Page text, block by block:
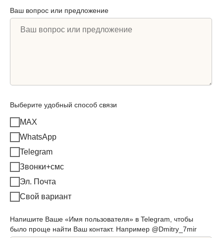
Ваш вопрос или предложение
Выберите удобный способ связи
MAX
WhatsApp
Telegram
Звонки+смс
Эл. Почта
Свой вариант
Напишите Ваше «Имя пользователя» в Telegram, чтобы
было проще найти Ваш контакт. Например @Dmitry_7mir